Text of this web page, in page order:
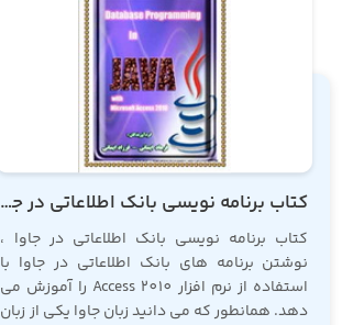
کتاب برنامه نویسی بانک اطلاعاتی در جاوا با مایکروسافت اکسس 2010
کتاب برنامه نویسی بانک اطلاعاتی در جاوا ،
نوشتن برنامه های بانک اطلاعاتی در جاوا با
استفاده از نرم افزار Access 2010 را آموزش می
دهد. همانطور که می دانیدزبان جاوا یکی از زبان